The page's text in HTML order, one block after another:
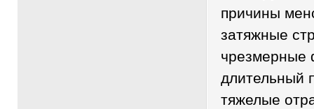
причины
затяжные
чрезмерные
длительный
тяжелые